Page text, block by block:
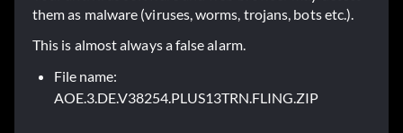
them as malware (viruses, worms, trojans, bots etc.).
This is almost always a false alarm.
File name:
AOE.3.DE.V38254.PLUS13TRN.FLING.ZIP